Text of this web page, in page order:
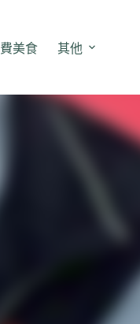
美食 其他